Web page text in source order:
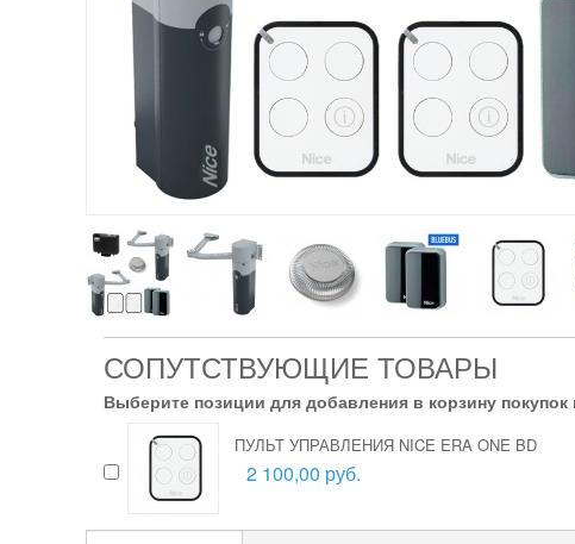
СОПУТСТВУЮЩИЕ ТОВАРЫ
Выберите позиции для добавления в корзину покупок
ПУЛЬТ УПРАВЛЕНИЯ NICE ERA ONE BD
2 100,00 руб.